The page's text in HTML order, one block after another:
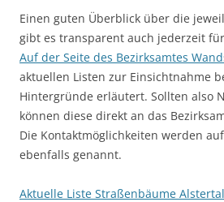
Einen guten Überblick über die
gibt es transparent auch jederzeit
Auf der Seite des Bezirksamtes
aktuellen Listen zur Einsichtnahme
Hintergründe erläutert. Sollten also
können diese direkt an das
Die Kontaktmöglichkeiten werden
ebenfalls genannt.
Aktuelle Liste Straßenbäume Alstertal